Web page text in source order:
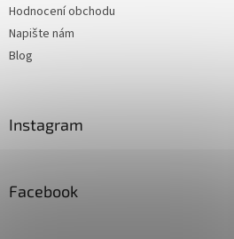
Hodnocení obchodu
Napište nám
Blog
Instagram
Facebook